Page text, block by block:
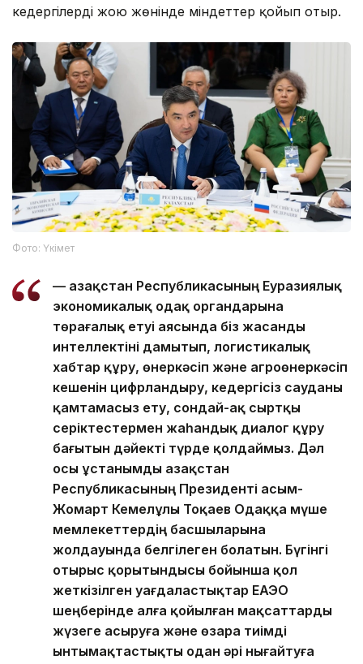
кедергілерді жою жөнінде міндеттер қойып отыр.
Фото: Үкімет
— Қазақстан Республикасының Еуразиялық
экономикалық одақ органдарына
төрағалық етуі аясында біз жасанды
интеллектіні дамытып, логистикалық
хабтар құру, өнеркәсіп және агроөнеркәсіп
кешенін цифрландыру, кедергісіз сауданы
қамтамасыз ету, сондай-ақ сыртқы
серіктестермен жаһандық диалог құру
бағытын дәйекті түрде қолдаймыз. Дәл
осы ұстанымды Қазақстан
Республикасының Президенті Қасым-
Жомарт Кемелұлы Тоқаев Одаққа мүше
мемлекеттердің басшыларына
жолдауында белгілеген болатын. Бүгінгі
отырыс қорытындысы бойынша қол
жеткізілген уағдаластықтар ЕАЭО
шеңберінде алға қойылған мақсаттарды
жүзеге асыруға және өзара тиімді
ынтымақтастықты одан әрі нығайтуға